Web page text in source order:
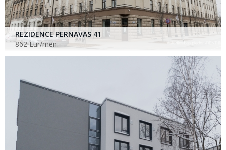
REZIDENCE PERNAVAS 41
862 Eur/men.